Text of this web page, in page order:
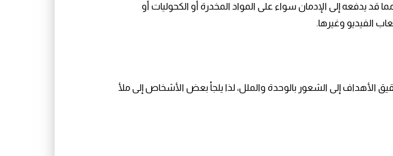
قد يدفعه إلى الإدمان سواء على المواد المخدرة أو الكحوليات أو
الفيديو وغيرها.
الأهداف إلى الشعور بالوحدة والملل، لذا يلجأ بعض الأشخاص إلى ملأ